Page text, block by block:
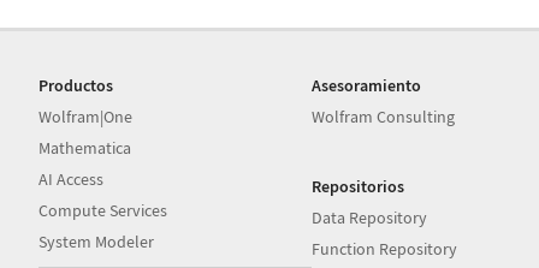
Productos
Wolfram|One
Mathematica
AI Access
Compute Services
System Modeler
Asesoramiento
Wolfram Consulting
Repositorios
Data Repository
Function Repository